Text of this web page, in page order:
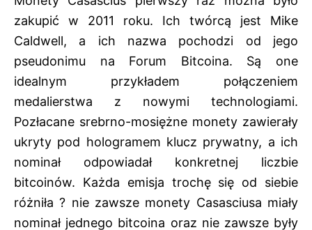
zakupić w 2011 roku. Ich twórcą jest Mike
Caldwell, a ich nazwa pochodzi od jego
pseudonimu na Forum Bitcoina. Są one
idealnym przykładem połączeniem
medalierstwa z nowymi technologiami.
Pozłacane srebrno-mosiężne monety zawierały
ukryty pod hologramem klucz prywatny, a ich
nominał odpowiadał konkretnej liczbie
bitcoinów. Każda emisja trochę się od siebie
różniła ? nie zawsze monety Casasciusa miały
nominał jednego bitcoina oraz nie zawsze były